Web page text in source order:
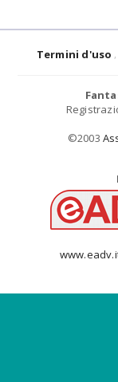
Termini d'uso
©2003